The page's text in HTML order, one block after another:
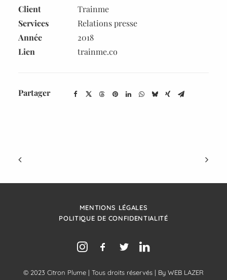
Client
Trainme
Services
Relations presse
Année
2018
Lien
trainme.co
Partager
MENTIONS LÉGALES
POLITIQUE DE CONFIDENTIALITÉ
© 2023 Citron Plume | Tous droits réservés | By WEB LAZER